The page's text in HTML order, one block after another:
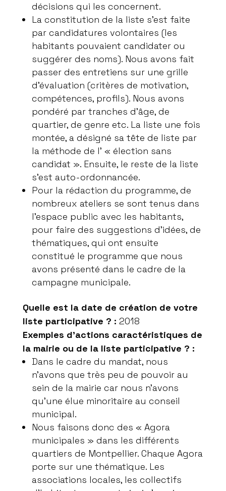
décisions qui les concernent.
La constitution de la liste s’est faite
par candidatures volontaires (les
habitants pouvaient candidater ou
suggérer des noms). Nous avons fait
passer des entretiens sur une grille
d’évaluation (critères de motivation,
compétences, profils). Nous avons
pondéré par tranches d’âge, de
quartier, de genre etc. La liste une fois
montée, a désigné sa tête de liste par
la méthode de l’ « élection sans
candidat ». Ensuite, le reste de la liste
s’est auto-ordonnancée.
Pour la rédaction du programme, de
nombreux ateliers se sont tenus dans
l’espace public avec les habitants,
pour faire des suggestions d’idées, de
thématiques, qui ont ensuite
constitué le programme que nous
avons présenté dans le cadre de la
campagne municipale.
Quelle est la date de création de votre
liste participative ? : 2018
Exemples d’actions caractéristiques de
la mairie ou de la liste participative ? :
Dans le cadre du mandat, nous
n’avons que très peu de pouvoir au
sein de la mairie car nous n’avons
qu’une élue minoritaire au conseil
municipal.
Nous faisons donc des « Agora
municipales » dans les différents
quartiers de Montpellier. Chaque Agora
porte sur une thématique. Les
associations locales, les collectifs